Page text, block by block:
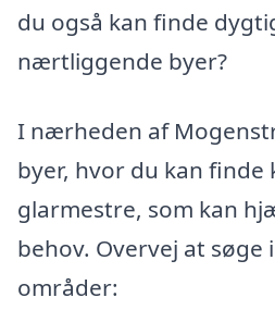
du også kan finde
nærtliggende byer?
I nærheden af
byer, hvor du kan finde
glarmestre, som kan
behov. Overvej at søge
områder: